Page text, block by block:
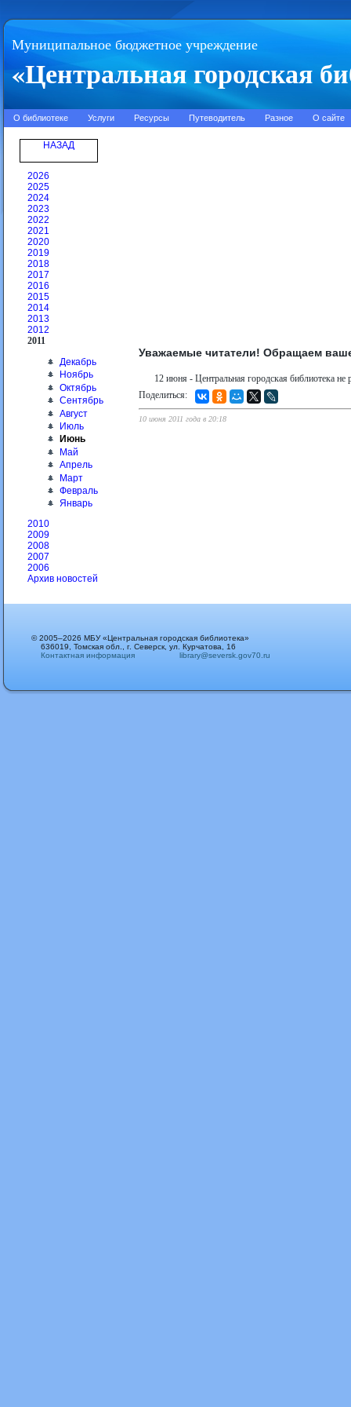
Муниципальное бюджетное учреждение
«Центральная городская
О библиотеке Услуги Ресурсы Путеводитель Разное О сайте
НАЗАД
2026
2025
2024
2023
2022
2021
2020
2019
2018
2017
2016
2015
2014
2013
2012
2011
Декабрь
Ноябрь
Октябрь
Сентябрь
Август
Июль
Июнь
Май
Апрель
Март
Февраль
Январь
2010
2009
2008
2007
2006
Архив новостей
Уважаемые читатели! Обращаем
12 июня - Центральная городская библиотека не
Поделиться:
10 июня 2011 года в 20:18
© 2005–2026 МБУ «Центральная городская библиотека»
636019, Томская обл., г. Северск, ул. Курчатова, 16
Контактная информация
library@seversk.gov70.ru